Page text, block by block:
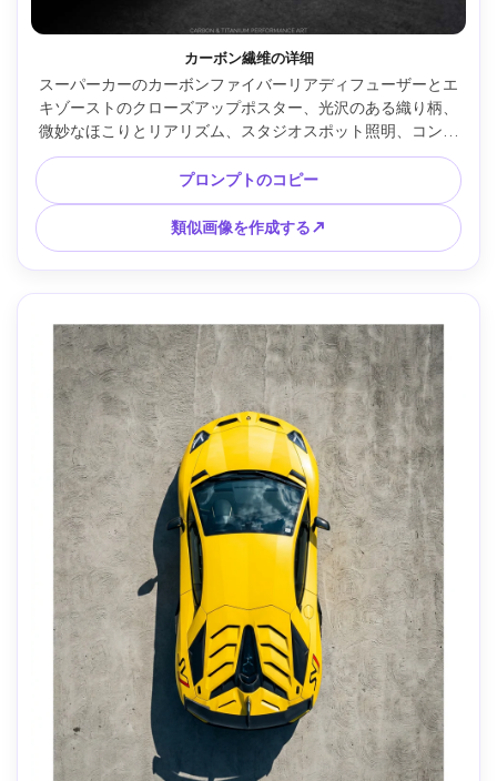
カーボン繊维の详细
スーパーカーのカーボンファイバーリアディフューザーとエ
キゾーストのクローズアップポスター、光沢のある織り柄、
微妙なほこりとリアリズム、スタジオスポット照明、コント
ロールされたハイライト付きのダーク背景、キャプションス
ペースが小さい垂直印刷用に設計された構図、超詳細なフォ
トリアルなレンダリング、シャープな焦点、高級感のあるカ
タログフィール、85mmレンズ、浅い被写界深度 --ar 4:5
プロンプトのコピー
類似画像を作成する↗